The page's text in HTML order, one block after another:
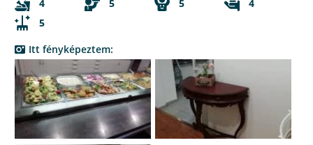
4
5 5
4
5
Itt fényképeztem: